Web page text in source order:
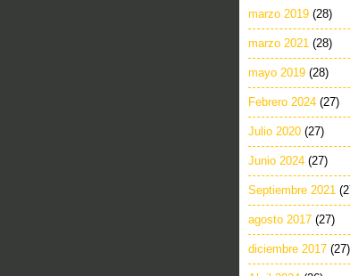
marzo 2019 (28)
marzo 2021 (28)
mayo 2019 (28)
Febrero 2024 (27)
Julio 2020 (27)
Junio 2024 (27)
Septiembre 2021
agosto 2017 (27)
diciembre 2017 (27)